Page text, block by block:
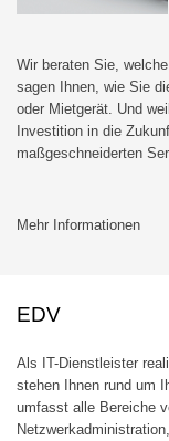
Wir beraten Sie,
sagen Ihnen, wie Sie
oder Mietgerät. Und
Investition in die
maßgeschneiderten
Mehr Informationen
EDV
Als IT-Dienstleister
stehen Ihnen rund um
umfasst alle Bereiche